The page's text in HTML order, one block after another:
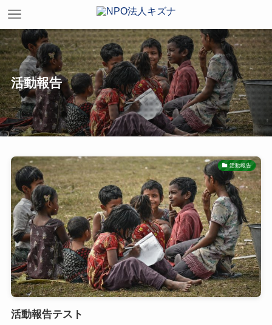
活動報告
活動報告
活動報告テスト